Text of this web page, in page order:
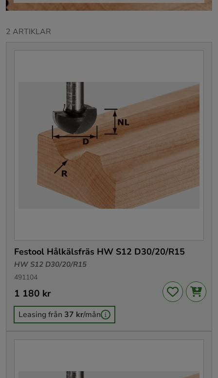
2 ARTIKLAR
Festool Hålkälsfräs HW S12 D30/20/R15
HW S12 D30/20/R15
491104
Pris:1 180 kr
1 180 kr
Leasing från 37 kr/mån